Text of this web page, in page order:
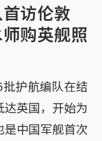
首访伦敦
购英舰照
护航编队在结
英国，开始为
中国军舰首次